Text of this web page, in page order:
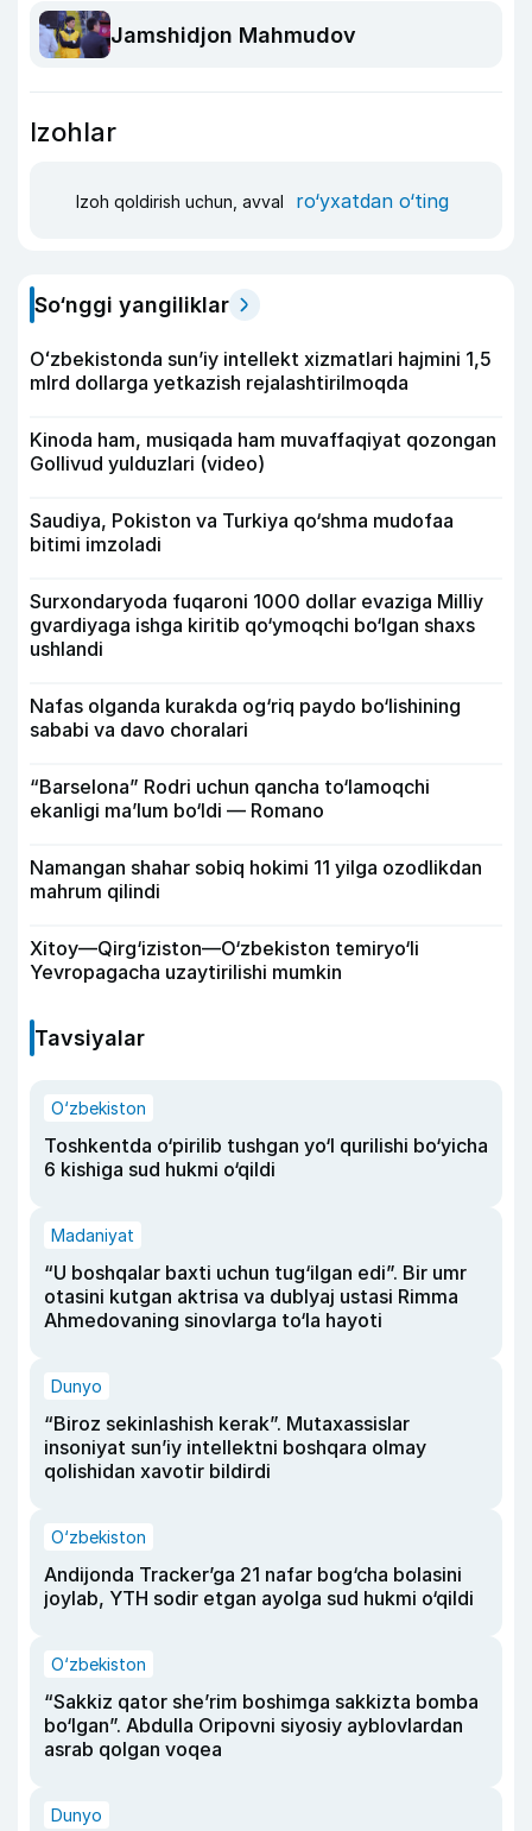
Jamshidjon Mahmudov
Izohlar
Izoh qoldirish uchun, avval ro‘yxatdan o‘ting
So‘nggi yangiliklar
Oʻzbekistonda sunʼiy intellekt xizmatlari hajmini 1,5
mlrd dollarga yetkazish rejalashtirilmoqda
Kinoda ham, musiqada ham muvaffaqiyat qozongan
Gollivud yulduzlari (video)
Saudiya, Pokiston va Turkiya qo‘shma mudofaa
bitimi imzoladi
Surxondaryoda fuqaroni 1000 dollar evaziga Milliy
gvardiyaga ishga kiritib qo‘ymoqchi bo‘lgan shaxs
ushlandi
Nafas olganda kurakda og‘riq paydo bo‘lishining
sababi va davo choralari
“Barselona” Rodri uchun qancha to‘lamoqchi
ekanligi ma’lum bo‘ldi — Romano
Namangan shahar sobiq hokimi 11 yilga ozodlikdan
mahrum qilindi
Xitoy—Qirg‘iziston—O‘zbekiston temiryo‘li
Yevropagacha uzaytirilishi mumkin
Tavsiyalar
O‘zbekiston
Toshkentda o‘pirilib tushgan yo‘l qurilishi bo‘yicha
6 kishiga sud hukmi o‘qildi
Madaniyat
“U boshqalar baxti uchun tug‘ilgan edi”. Bir umr
otasini kutgan aktrisa va dublyaj ustasi Rimma
Ahmedovaning sinovlarga to‘la hayoti
Dunyo
“Biroz sekinlashish kerak”. Mutaxassislar
insoniyat sun’iy intellektni boshqara olmay
qolishidan xavotir bildirdi
O‘zbekiston
Andijonda Tracker’ga 21 nafar bog‘cha bolasini
joylab, YTH sodir etgan ayolga sud hukmi o‘qildi
O‘zbekiston
“Sakkiz qator she’rim boshimga sakkizta bomba
bo‘lgan”. Abdulla Oripovni siyosiy ayblovlardan
asrab qolgan voqea
Dunyo